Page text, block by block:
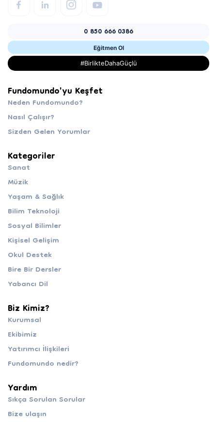
0 850 666 0386
Eğitmen Ol
#BirlikteDahaGüçlü
Fundomundo'yu Keşfet
Neden Fundomundo?
Nasıl Çalışır?
Sizden Gelen Yorumlar
Kategoriler
Sanat
Müzik
Yaşam & Sağlık
Bilim Teknoloji
Sosyal Bilimler
Kişisel Gelişim
Okul Destek
Bire Bir Dersler
Yabancı Dil
Biz Kimiz?
Kurumsal
Ekibimiz
Yatırımcı İlişkileri
Fundomundo nedir?
Yardım
Sıkça Sorulan Sorular
Bize ulaşın